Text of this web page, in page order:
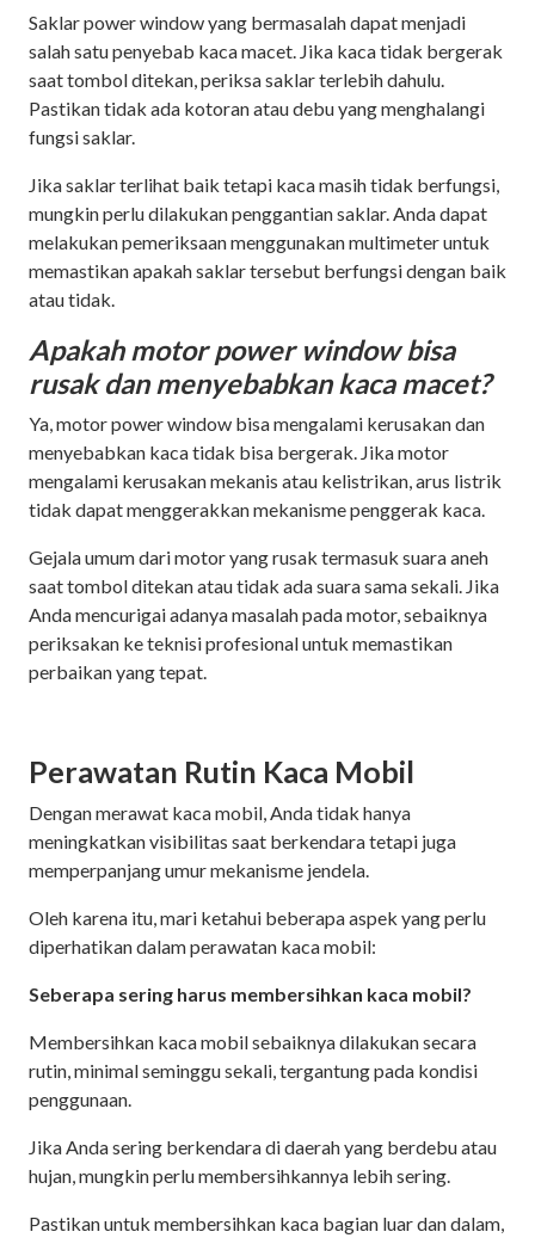
Saklar power window yang bermasalah dapat menjadi
salah satu penyebab kaca macet. Jika kaca tidak bergerak
saat tombol ditekan, periksa saklar terlebih dahulu.
Pastikan tidak ada kotoran atau debu yang menghalangi
fungsi saklar.
Jika saklar terlihat baik tetapi kaca masih tidak berfungsi,
mungkin perlu dilakukan penggantian saklar. Anda dapat
melakukan pemeriksaan menggunakan multimeter untuk
memastikan apakah saklar tersebut berfungsi dengan baik
atau tidak.
Apakah motor power window bisa
rusak dan menyebabkan kaca macet?
Ya, motor power window bisa mengalami kerusakan dan
menyebabkan kaca tidak bisa bergerak. Jika motor
mengalami kerusakan mekanis atau kelistrikan, arus listrik
tidak dapat menggerakkan mekanisme penggerak kaca.
Gejala umum dari motor yang rusak termasuk suara aneh
saat tombol ditekan atau tidak ada suara sama sekali. Jika
Anda mencurigai adanya masalah pada motor, sebaiknya
periksakan ke teknisi profesional untuk memastikan
perbaikan yang tepat.
Perawatan Rutin Kaca Mobil
Dengan merawat kaca mobil, Anda tidak hanya
meningkatkan visibilitas saat berkendara tetapi juga
memperpanjang umur mekanisme jendela.
Oleh karena itu, mari ketahui beberapa aspek yang perlu
diperhatikan dalam perawatan kaca mobil:
Seberapa sering harus membersihkan kaca mobil?
Membersihkan kaca mobil sebaiknya dilakukan secara
rutin, minimal seminggu sekali, tergantung pada kondisi
penggunaan.
Jika Anda sering berkendara di daerah yang berdebu atau
hujan, mungkin perlu membersihkannya lebih sering.
Pastikan untuk membersihkan kaca bagian luar dan dalam,